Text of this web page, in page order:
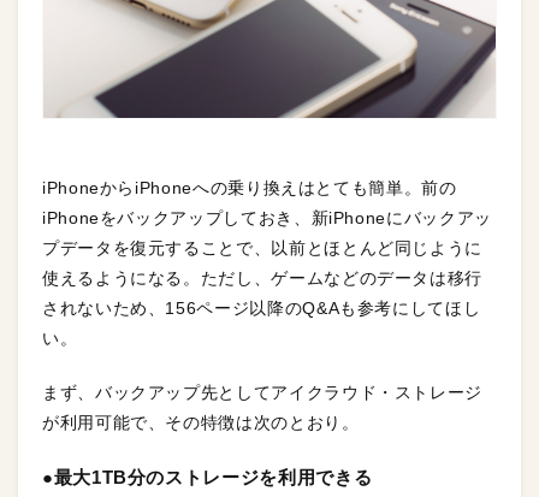
iPhoneからiPhoneへの乗り換えはとても簡単。前の
iPhoneをバックアップしておき、新iPhoneにバックアッ
プデータを復元することで、以前とほとんど同じように
使えるようになる。ただし、ゲームなどのデータは移行
されないため、156ページ以降のQ&Aも参考にしてほし
い。
まず、バックアップ先としてアイクラウド・ストレージ
が利用可能で、その特徴は次のとおり。
●最大1TB分のストレージを利用できる